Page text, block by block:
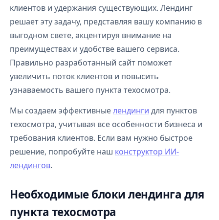
клиентов и удержания существующих. Лендинг
решает эту задачу, представляя вашу компанию в
выгодном свете, акцентируя внимание на
преимуществах и удобстве вашего сервиса.
Правильно разработанный сайт поможет
увеличить поток клиентов и повысить
узнаваемость вашего пункта техосмотра.
Мы создаем эффективныелендинги для пунктов
техосмотра, учитывая все особенности бизнеса и
требования клиентов. Если вам нужно быстрое
решение, попробуйте наш конструктор ИИ-
лендингов.
Необходимые блоки лендинга для
пункта техосмотра